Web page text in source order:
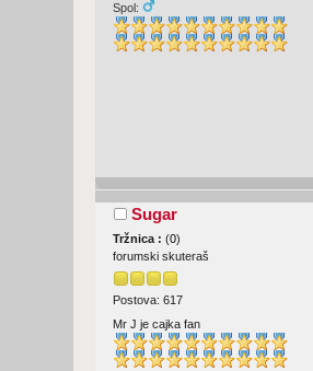
Spol:
Sugar
Tržnica :(0)
forumski skuteraš
Postova: 617
Mr J je cajka fan